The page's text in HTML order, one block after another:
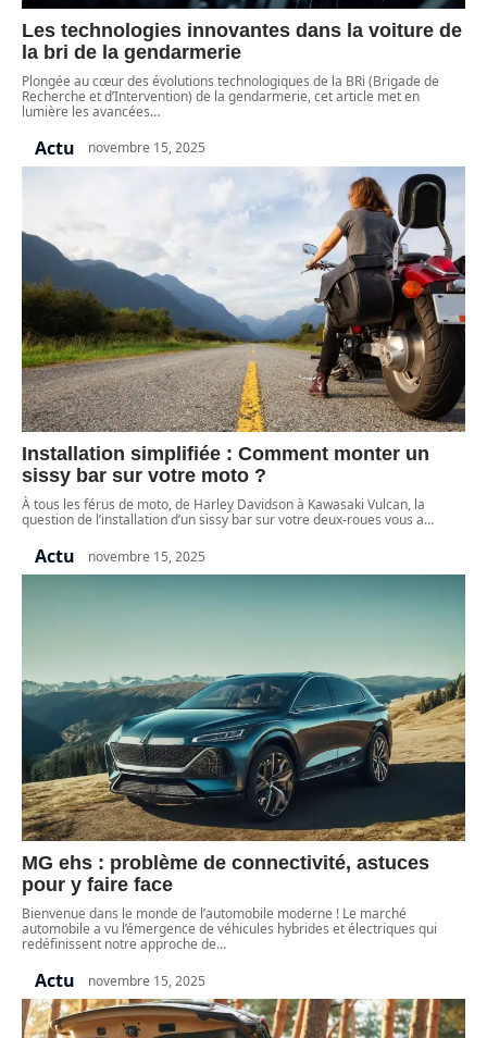
Les technologies innovantes dans la voiture de
la bri de la gendarmerie
Plongée au cœur des évolutions technologiques de la BRi (Brigade de
Recherche et d’Intervention) de la gendarmerie, cet article met en
lumière les avancées…
Actu novembre 15, 2025
Installation simplifiée : Comment monter un
sissy bar sur votre moto ?
À tous les férus de moto, de Harley Davidson à Kawasaki Vulcan, la
question de l’installation d’un sissy bar sur votre deux-roues vous a…
Actu novembre 15, 2025
MG ehs : problème de connectivité, astuces
pour y faire face
Bienvenue dans le monde de l’automobile moderne ! Le marché
automobile a vu l’émergence de véhicules hybrides et électriques qui
redéfinissent notre approche de…
Actu novembre 15, 2025